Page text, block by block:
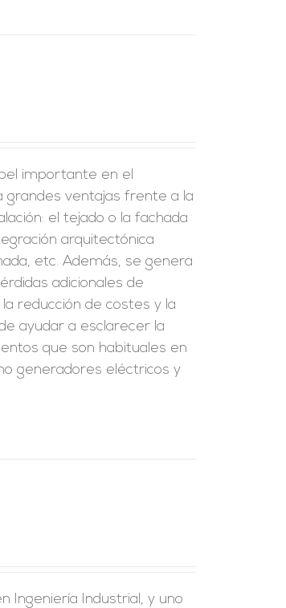
importante en el
grandes ventajas frente a la
el tejado o la fachada
arquitectónica
etc. Además, se genera
adicionales de
reducción de costes y la
ayudar a esclarecer la
que son habituales en
generadores eléctricos y
Ingeniería Industrial, y uno